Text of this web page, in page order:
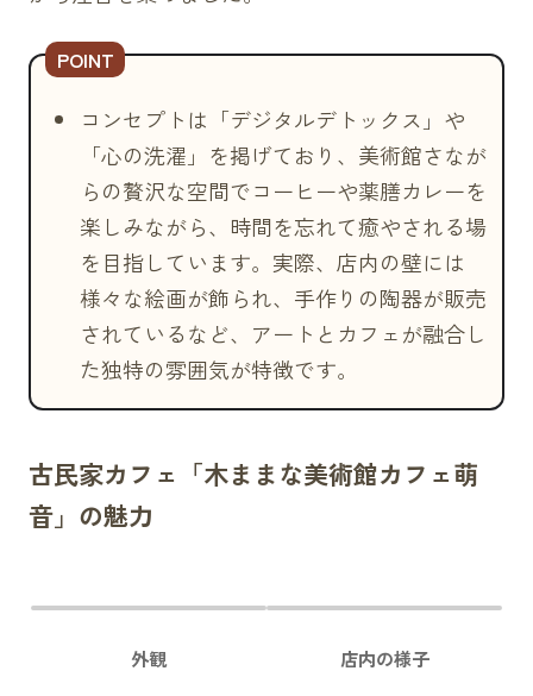
コンセプトは「デジタルデトックス」や
「心の洗濯」を掲げており、美術館さなが
らの贅沢な空間でコーヒーや薬膳カレーを
楽しみながら、時間を忘れて癒やされる場
を目指しています。実際、店内の壁には
様々な絵画が飾られ、手作りの陶器が販売
されているなど、アートとカフェが融合し
た独特の雰囲気が特徴です。
古民家カフェ「木ままな美術館カフェ萌
音」の魅力
外観 店内の様子